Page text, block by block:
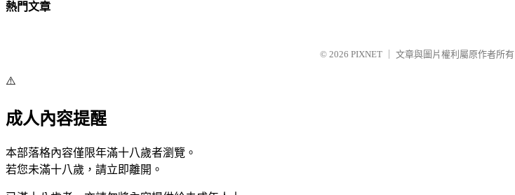
熱門文章
© 2026 PIXNET 文章與圖片權利屬原作者所有
⚠️
成人內容提醒
本部落格內容僅限年滿十八歲者瀏覽。
若您未滿十八歲，請立即離開。